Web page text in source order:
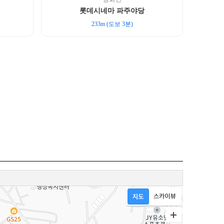
롯데시네마 파주야당
233m (도보 3분)